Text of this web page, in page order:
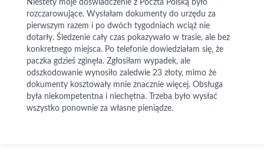
Niestety moje doświadczenie z Poczta Polską było
rozczarowujące. Wysłałam dokumenty do urzędu za
pierwszym razem i po dwóch tygodniach wciąż nie
dotarły. Śledzenie cały czas pokazywało w trasie, ale bez
konkretnego miejsca. Po telefonie dowiedziałam się, że
paczka gdzieś zginęła. Zgłosiłam wypadek, ale
odszkodowanie wynosiło zaledwie 23 złoty, mimo że
dokumenty kosztowały mnie znacznie więcej. Obsługa
była niekompetentna i niechętna. Trzeba było wysłać
wszystko ponownie za własne pieniądze.